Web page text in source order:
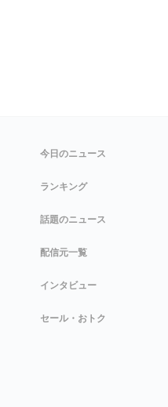
今日のニュース
ランキング
話題のニュース
配信元一覧
インタビュー
セール・おトク